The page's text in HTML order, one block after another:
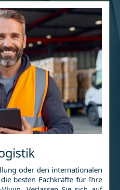
oder den internationalen
besten Fachkräfte für Ihre